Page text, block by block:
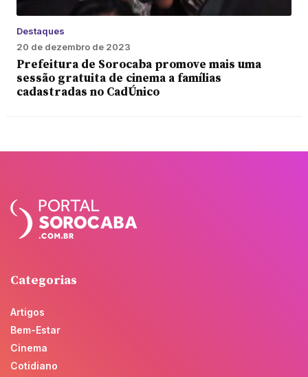
Destaques
20 de dezembro de 2023
Prefeitura de Sorocaba promove mais uma
sessão gratuita de cinema a famílias
cadastradas no CadÚnico
Categorias
Artigos
Bem-Estar
Cinema
Cotidiano